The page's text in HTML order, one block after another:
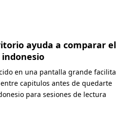
ayuda a comparar el
en una pantalla grande facilita
capitulos antes de quedarte
para sesiones de lectura